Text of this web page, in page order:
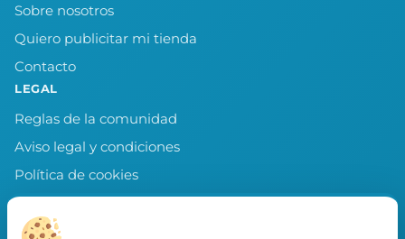
Sobre nosotros
Quiero publicitar mi tienda
Contacto
LEGAL
Reglas de la comunidad
Aviso legal y condiciones
Política de cookies
Política de privacidad
Preferencias de cookies